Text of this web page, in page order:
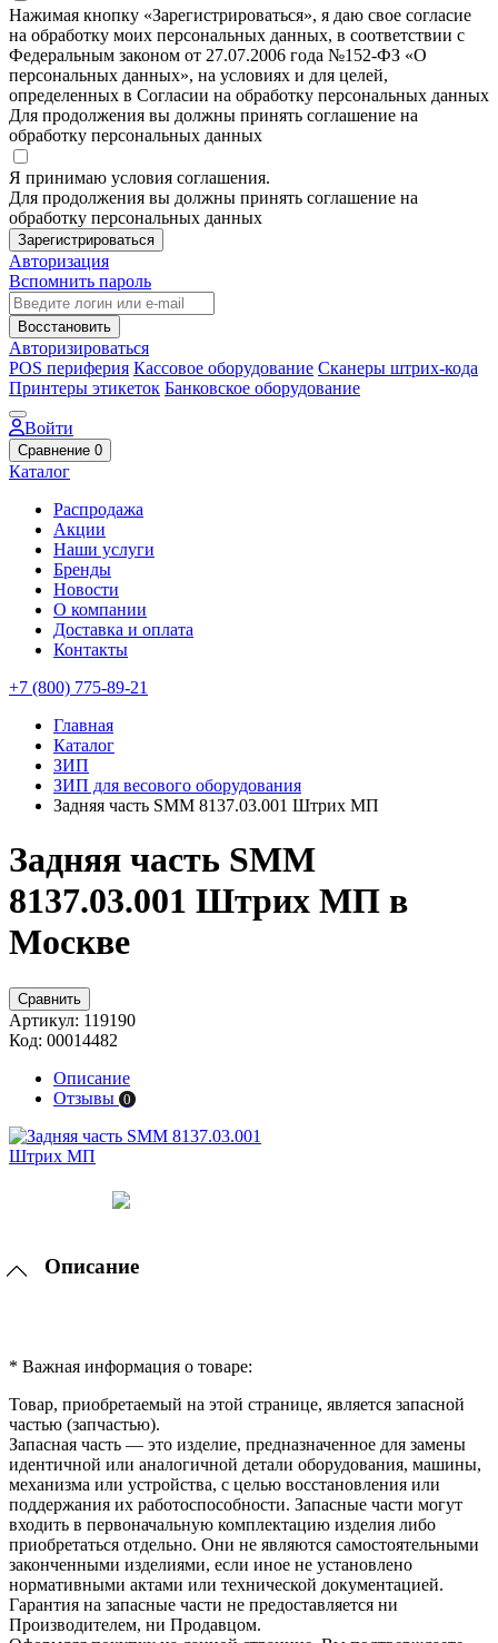
Нажимая кнопку «Зарегистрироваться», я даю свое согласие
на обработку моих персональных данных, в соответствии с
Федеральным законом от 27.07.2006 года №152-ФЗ «О
персональных данных», на условиях и для целей,
определенных в Согласии на обработку персональных данных
Для продолжения вы должны принять соглашение на
обработку персональных данных
Я принимаю условия соглашения.
Для продолжения вы должны принять соглашение на
обработку персональных данных
Зарегистрироваться
Авторизация
Вспомнить пароль
Восстановить
Авторизироваться
POS периферия Кассовое оборудование Сканеры штрих-кода
Принтеры этикеток Банковское оборудование
Войти
Сравнение 0
Каталог
Распродажа
Акции
Наши услуги
Бренды
Новости
О компании
Доставка и оплата
Контакты
+7 (800) 775-89-21
Главная
Каталог
ЗИП
ЗИП для весового оборудования
Задняя часть SMM 8137.03.001 Штрих МП
Задняя часть SMM
8137.03.001 Штрих МП в
Москве
Сравнить
Артикул: 119190
Код: 00014482
Описание
Отзывы 0
Описание
* Важная информация о товаре:
Товар, приобретаемый на этой странице, является запасной
частью (запчастью).
Запасная часть — это изделие, предназначенное для замены
идентичной или аналогичной детали оборудования, машины,
механизма или устройства, с целью восстановления или
поддержания их работоспособности. Запасные части могут
входить в первоначальную комплектацию изделия либо
приобретаться отдельно. Они не являются самостоятельными
законченными изделиями, если иное не установлено
нормативными актами или технической документацией.
Гарантия на запасные части не предоставляется ни
Производителем, ни Продавцом.